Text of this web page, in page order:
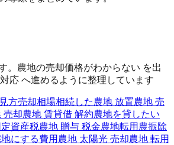
。農地の売却価格がわからない を出
応 へ進めるように整理しています
方売却相場相続した農地 放置農地 売
売却農地 賃貸借 解約農地を貸したい
資産税農地 贈与 税金農地転用 農振除
にする費用 農地 太陽光 売却農地 転用